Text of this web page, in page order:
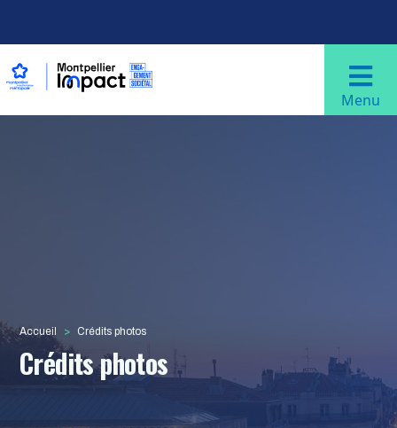
Navigation principale
Menu
Accueil Crédits photos
Crédits photos